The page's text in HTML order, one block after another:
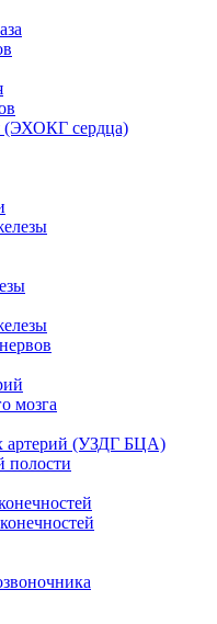
(ЭХОКГ сердца)
мозга
артерий (УЗДГ БЦА)
полости